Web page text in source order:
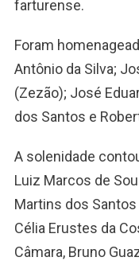
farturense.
Foram
Antônio da Silva;
(Zezão); José
dos Santos e
A solenidade
Luiz Marcos de
Martins dos
Célia Erustes da
Câmara, Bruno